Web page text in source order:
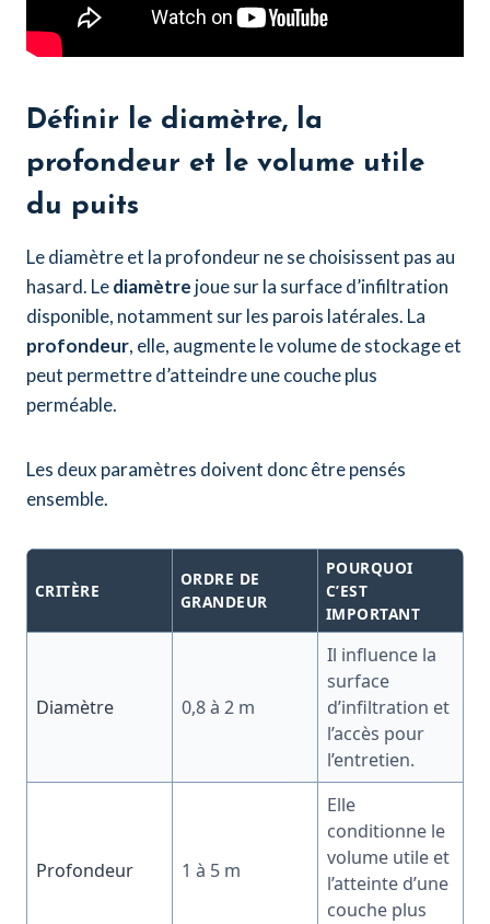
Définir le diamètre, la
profondeur et le volume utile
du puits
Le diamètre et la profondeur ne se choisissent pas au
hasard. Lediamètre joue sur la surface d’infiltration
disponible, notamment sur les parois latérales. La
profondeur, elle, augmente le volume de stockage et
peut permettre d’atteindre une couche plus
perméable.
Les deux paramètres doivent donc être pensés
ensemble.
CRITÈRE
ORDRE DE
GRANDEUR
POURQUOI
C’EST
IMPORTANT
Diamètre 0,8 à 2 m
Il influence la
surface
d’infiltration et
l’accès pour
l’entretien.
Profondeur 1 à 5 m
Elle
conditionne le
volume utile et
l’atteinte d’une
couche plus